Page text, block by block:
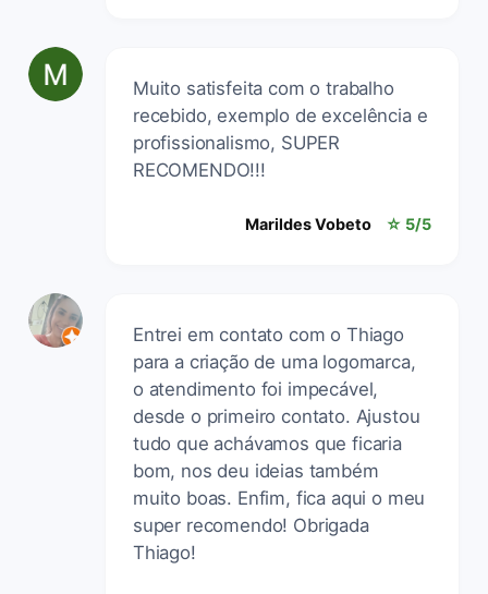
Muito satisfeita com o trabalho
recebido, exemplo de excelência e
profissionalismo, SUPER
RECOMENDO!!!
Marildes Vobeto ☆ 5/5
Entrei em contato com o Thiago
para a criação de uma logomarca,
o atendimento foi impecável,
desde o primeiro contato. Ajustou
tudo que achávamos que ficaria
bom, nos deu ideias também
muito boas. Enfim, fica aqui o meu
super recomendo! Obrigada
Thiago!